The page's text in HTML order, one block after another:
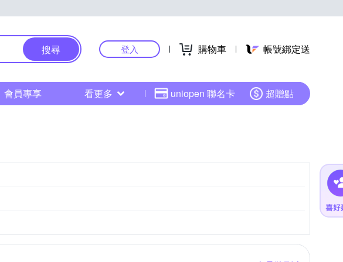
搜尋 登入 購物車 帳號綁定送
會員專享 看更多 uniopen 聯名卡 超贈點